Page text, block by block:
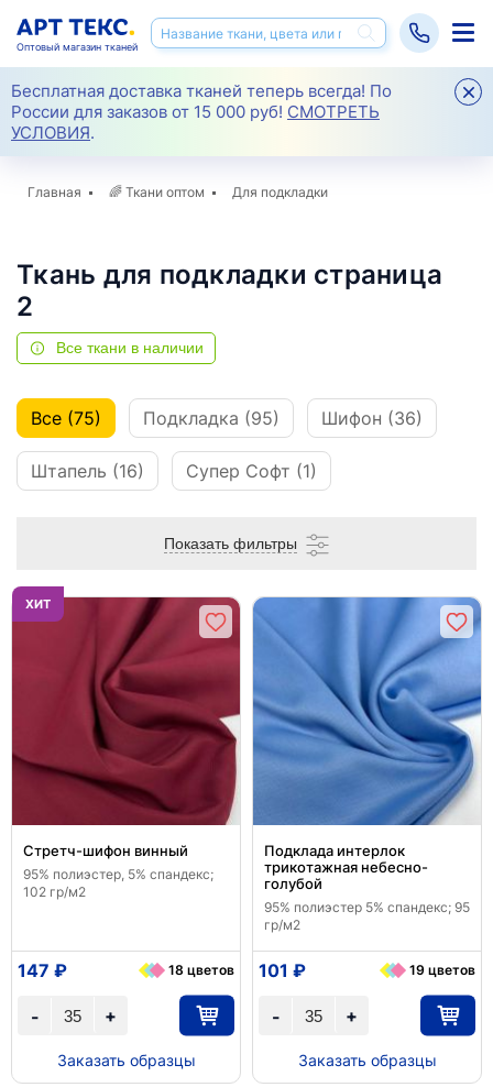
Бесплатная доставка тканей теперь всегда! По
России для заказов от 15 000 руб! СМОТРЕТЬ
УСЛОВИЯ.
Оптовый магазин тканей
Главная 🌈 Ткани оптом Для подкладки
Ткань для подкладки страница
2
Все ткани в наличии
Все (75) Подкладка (95) Шифон (36)
Штапель (16) Супер Софт (1)
Показать фильтры
ХИТ
Стретч-шифон винный
95% полиэстер, 5% спандекс;
102 гр/м2
+
-
147 ₽ 18 цветов
Заказать образцы
Подклада интерлок
трикотажная небесно-
голубой
95% полиэстер 5% спандекс; 95
гр/м2
+
-
101 ₽ 19 цветов
Заказать образцы